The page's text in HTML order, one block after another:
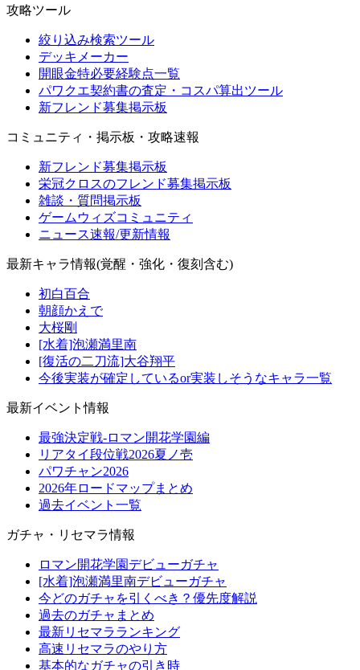
攻略ツール
絞り込み検索ツール
デッキメーカー
開眼金特必要経験点一覧
パワクエ契約書の査定・コスパ算出ツール
新フレンド募集掲示板
コミュニティ・掲示板・攻略速報
新フレンド募集掲示板
栄冠クロスのフレンド募集掲示板
雑談・質問掲示板
ゲームウィズコミュニティ
ニュース速報/更新情報
最新キャラ情報(覚醒・強化・復刻含む)
初白百合
朝顔かえで
大桜剛
[水着]泡瀬満里南
[復活の二刀流]大谷翔平
今後実装が確定しているor実装しそうなキャラ一覧
最新イベント情報
最強決定戦-ロマン開花学園編
リアタイ段位戦2026夏ノ壱
パワチャン2026
2026年ロードマップまとめ
過去イベント一覧
ガチャ・リセマラ情報
ロマン開花学園デビューガチャ
[水着]泡瀬満里南デビューガチャ
今どのガチャを引くべき？優先度解説
過去のガチャまとめ
最新リセマラランキング
高速リセマラのやり方
基本的なガチャの引き時